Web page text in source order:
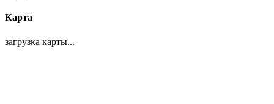
Карта
загрузка карты...